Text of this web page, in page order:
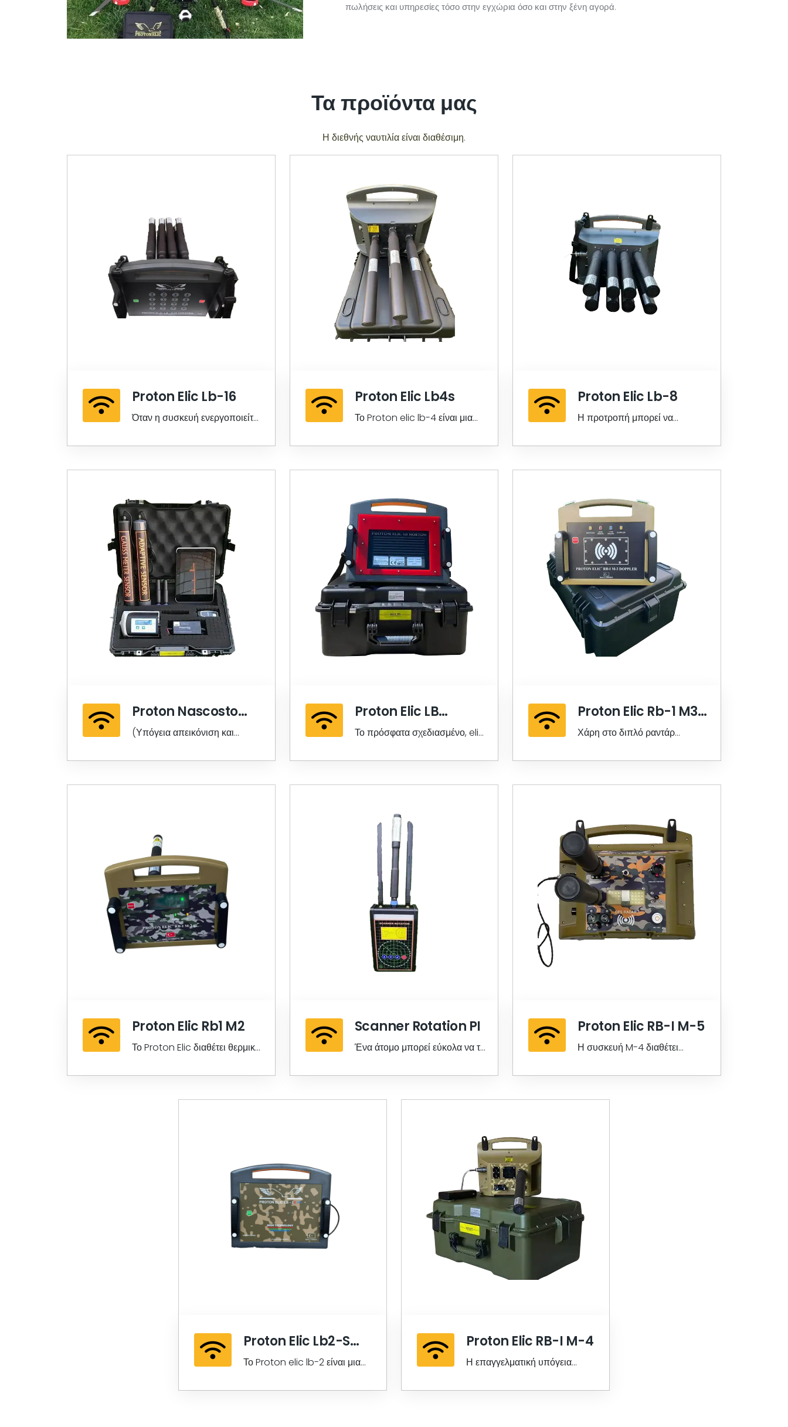
πωλήσεις και υπηρεσίες τόσο στην εγχώρια όσο και στην ξένη αγορά.
Τα προϊόντα μας
Η διεθνής ναυτιλία είναι διαθέσιμη.
Proton Elic Lb-16
Όταν η συσκευή ενεργοποιείται,
στη συνέχεια ανάβει....
Proton Elic Lb4s
Το Proton elic lb-4 είναι μια
elic lb-4 προσαρμοσμένου
Proton Elic Lb-8
Η προτροπή μπορεί να
Termak είτε ως Μαγνητικά
αισθητήρες ...
Proton Nascosto
Adaptive Lzr
(Υπόγεια απεικόνιση και
Προηγμένη κορυφαία...
Proton Elic LB
Norton
Το πρόσφατα σχεδιασμένο, elic
φορές πιο ενισχυμένο από
Proton Elic Rb-1 M3
Doppler
Χάρη στο διπλό ραντάρ
τώρα πολύ πιο ισχυρή και
βελτιωμένο αισθητήρα και τις
διευκολύνει τη δουλειά σας και
θα προσφέρει εξαιρετική
ανάλυση.
Proton Elic Rb1 M2
Το Proton Elic διαθέτει θερμικό
επιπλέον της
αναγνώρισης φάσης.
Scanner Rotation PI
Ένα άτομο μπορεί εύκολα να το
σας φτάνει στο ακριβές σημείο
σημεία στίξης.
Proton Elic RB-I M-5
Η συσκευή M-4 διαθέτει
συσκευή είναι μαγνητική.
Proton Elic Lb2-S
Plus
Το Proton elic lb-2 είναι μια
elic lb-2 με προσαρμοσμένο
Proton Elic RB-I M-4
Η επαγγελματική υπόγεια
είναι η τελευταία εγχώρια και